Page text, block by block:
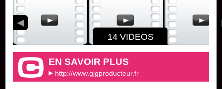
14 VIDEOS
EN SAVOIR PLUS
http://www.gjgproducteur.fr